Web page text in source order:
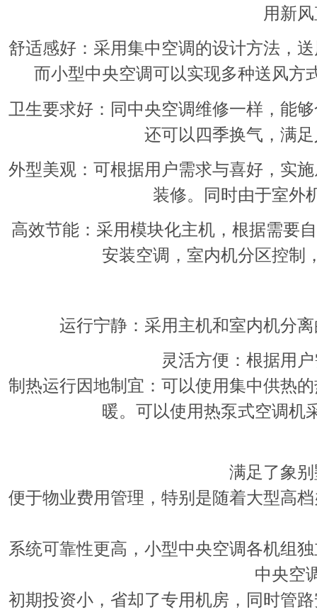
用新
舒适感好 ：采用集中空调的设计方法，
而小型中央空调可以实现多种送风方
卫生要求好 ：同中央空调维修一样，能
还可以四季换气，满
外型美观 ：可根据用户需求与喜好，实
装修。同时由于室外
高效节能： 采用模块化主机，根据需要
安装空调，室内机分区控制
运行宁静 ：采用主机和室内机分
灵活方便 ：根据用
制热运行因地制宜：可以使用集中供热
暖。可以使用热泵式空调机
满足了象
便于物业费用管理，特别是随着大型高
系统可靠性更高，小型中央空调各机组
中央空
初期投资小，省却了专用机房，同时管